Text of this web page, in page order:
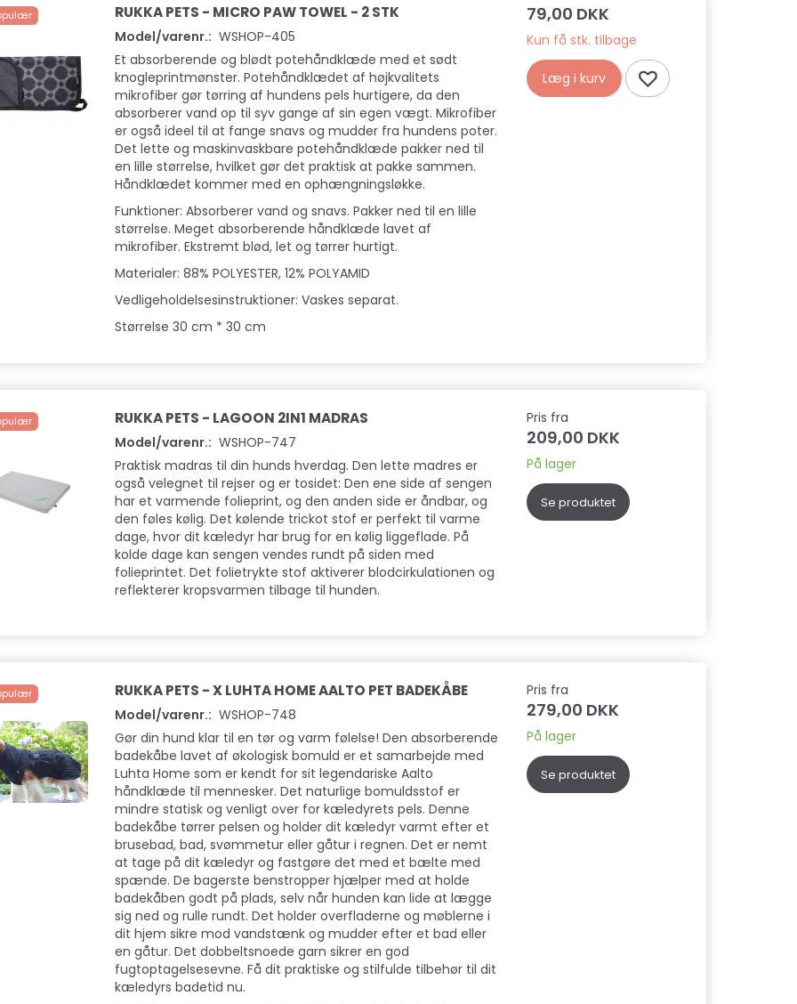
Populær
29,00 DKK
Læg i kurv
Populær
Se produktet
KYLLINGEHJERTE, 55 G
59,00 DKK
Læg i kurv
RUKKA PETS - MICRO PAW TOWEL - 2 STK
Model/varenr.: WSHOP-405
Et absorberende og blødt potehåndklæde med et sødt
knogleprintmønster. Potehåndklædet af højkvalitets
mikrofiber gør tørring af hundens pels hurtigere, da den
absorberer vand op til syv gange af sin egen vægt. Mikrofiber
er også ideel til at fange snavs og mudder fra hundens poter.
Det lette og maskinvaskbare potehåndklæde pakker ned til
en lille størrelse, hvilket gør det praktisk at pakke sammen.
Håndklædet kommer med en ophængningsløkke.
Funktioner: Absorberer vand og snavs. Pakker ned til en lille
størrelse. Meget absorberende håndklæde lavet af
mikrofiber. Ekstremt blød, let og tørrer hurtigt.
Materialer: 88% POLYESTER, 12% POLYAMID
Vedligeholdelsesinstruktioner: Vaskes separat.
Størrelse 30 cm * 30 cm
79,00 DKK
Kun få stk. tilbage
Læg i kurv
RUKKA PETS - LAGOON 2IN1 MADRAS
Model/varenr.: WSHOP-747
Praktisk madras til din hunds hverdag. Den lette madres er
også velegnet til rejser og er tosidet: Den ene side af sengen
har et varmende folieprint, og den anden side er åndbar, og
den føles kølig. Det kølende trickot stof er perfekt til varme
dage, hvor dit kæledyr har brug for en kølig liggeflade. På
kolde dage kan sengen vendes rundt på siden med
folieprintet. Det folietrykte stof aktiverer blodcirkulationen og
reflekterer kropsvarmen tilbage til hunden.
Pris fra
209,00 DKK
På lager
Se produktet
RUKKA PETS - X LUHTA HOME AALTO PET BADEKÅBE
Model/varenr.: WSHOP-748
Gør din hund klar til en tør og varm følelse! Den absorberende
badekåbe lavet af økologisk bomuld er et samarbejde med
Luhta Home som er kendt for sit legendariske Aalto
håndklæde til mennesker. Det naturlige bomuldsstof er
mindre statisk og venligt over for kæledyrets pels. Denne
badekåbe tørrer pelsen og holder dit kæledyr varmt efter et
brusebad, bad, svømmetur eller gåtur i regnen. Det er nemt
at tage på dit kæledyr og fastgøre det med et bælte med
spænde. De bagerste benstropper hjælper med at holde
badekåben godt på plads, selv når hunden kan lide at lægge
sig ned og rulle rundt. Det holder overfladerne og møblerne i
dit hjem sikre mod vandstænk og mudder efter et bad eller
en gåtur. Det dobbeltsnoede garn sikrer en god
fugtoptagelsesevne. Få dit praktiske og stilfulde tilbehør til dit
kæledyrs badetid nu.
Pris fra
279,00 DKK
På lager
Se produktet